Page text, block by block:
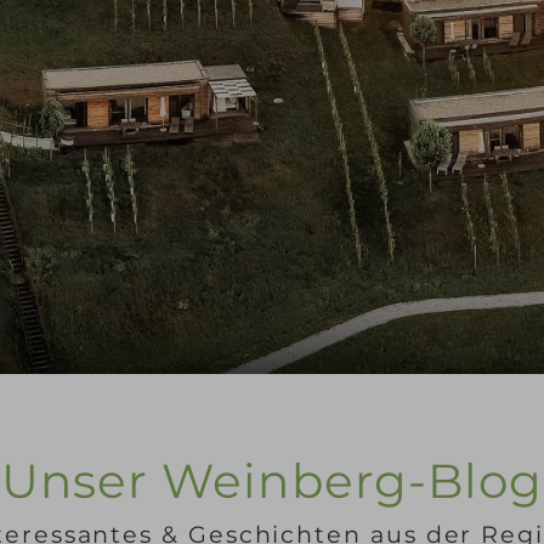
Unser Weinberg-Blog
& Geschichten aus der